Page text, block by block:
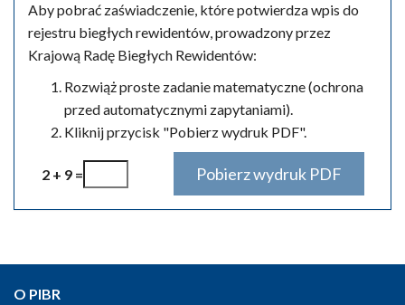
Aby pobrać zaświadczenie, które potwierdza wpis do
rejestru biegłych rewidentów, prowadzony przez
Krajową Radę Biegłych Rewidentów:
Rozwiąż proste zadanie matematyczne (ochrona
przed automatycznymi zapytaniami).
Kliknij przycisk "Pobierz wydruk PDF".
2 + 9 =
O PIBR